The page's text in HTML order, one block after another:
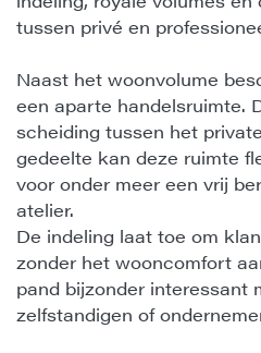
tussen privé en
Naast het woonvolume
een aparte handelsruimte.
scheiding tussen het
gedeelte kan deze ruimte
voor onder meer een vrij
atelier.
De indeling laat toe om
zonder het wooncomfort
pand bijzonder interessant
zelfstandigen of